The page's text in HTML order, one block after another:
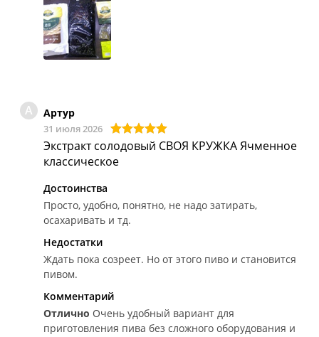
А Артур
31 июля 2026
Экстракт солодовый СВОЯ КРУЖКА Ячменное
классическое
Достоинства
Просто, удобно, понятно, не надо затирать,
осахаривать и тд.
Недостатки
Ждать пока созреет. Но от этого пиво и становится
пивом.
Комментарий
Отлично Очень удобный вариант для
приготовления пива без сложного оборудования и